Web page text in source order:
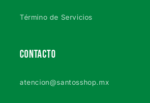
Término de Servicios
CONTACTO
atencion@santosshop.mx